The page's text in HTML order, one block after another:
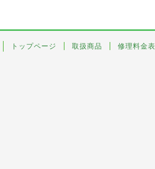
トップページ 取扱商品 修理料金表